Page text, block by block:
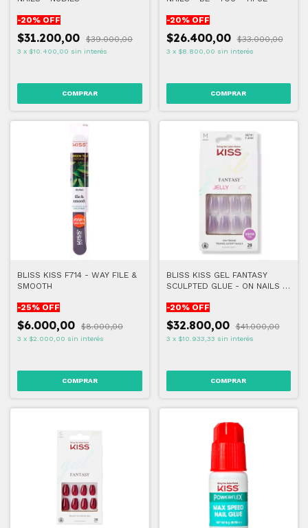
-20% OFF
$31.200,00 $39.000,00
3 x $10.400,00 sin interés
-20% OFF
$26.400,00 $33.000,00
3 x $8.800,00 sin interés
BLISS KISS F714 - WAY FILE &
SMOOTH
-25% OFF
$6.000,00 $8.000,00
3 x $2.000,00 sin interés
BLISS KISS GEL FANTASY
SCULPTED GLUE - ON NAILS -
-20% OFF
$32.800,00 $41.000,00
3 x $10.933,33 sin interés